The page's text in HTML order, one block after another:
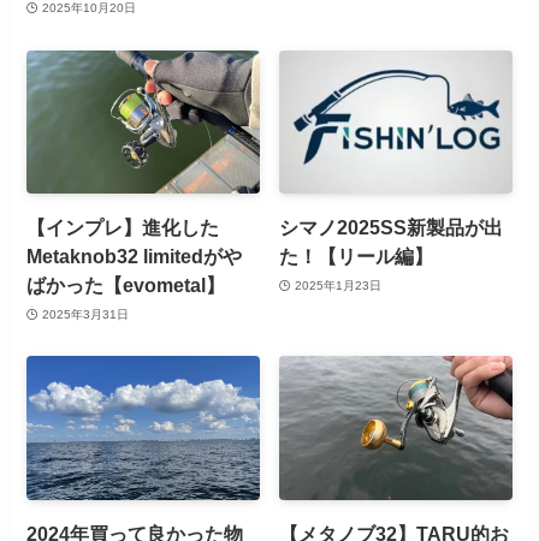
2025年10月20日
【インプレ】進化した
Metaknob32 limitedがや
ばかった【evometal】
2025年3月31日
シマノ2025SS新製品が出
た！【リール編】
2025年1月23日
2024年買って良かった物
【メタノブ32】TARU的お